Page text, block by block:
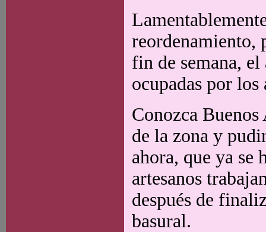
reordenamiento,
fin de semana, el
ocupadas por los
Conozca
de la zona y
ahora, que ya se
artesanos
después de
basural.